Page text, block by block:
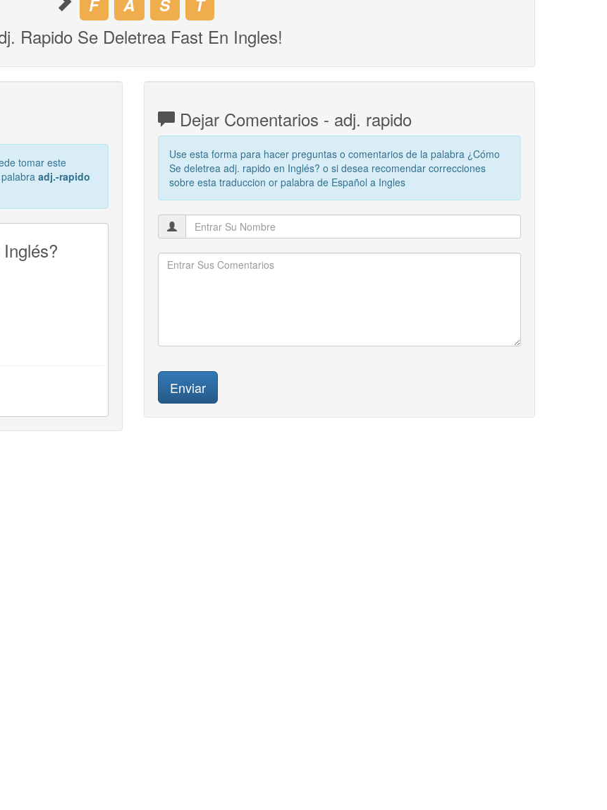
Rapido Se Deletrea Fast En Ingles!
tomar este
adj.-rapido
Dejar Comentarios - adj. rapido
Use esta forma para hacer preguntas o comentarios de la palabra ¿Cómo
Se deletrea adj. rapido en Inglés? o si desea recomendar correcciones
sobre esta traduccion or palabra de Español a Ingles